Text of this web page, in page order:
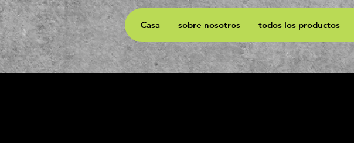
Casa sobre nosotros todos los productos